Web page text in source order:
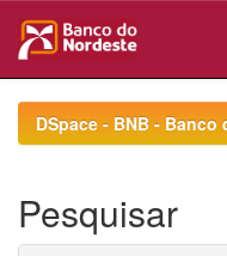
navigationDSpace - BNB -
Pesquisar